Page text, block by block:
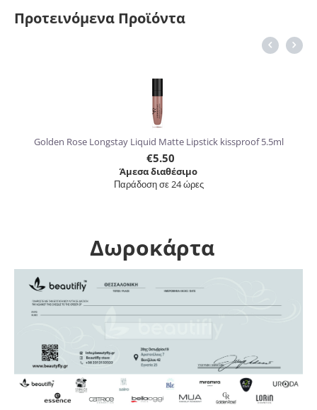
Προτεινόμενα Προϊόντα
Golden Rose Longstay Liquid Matte Lipstick kissproof 5.5ml
€5.50
Άμεσα διαθέσιμο
Παράδοση σε 24 ώρες
Δωροκάρτα